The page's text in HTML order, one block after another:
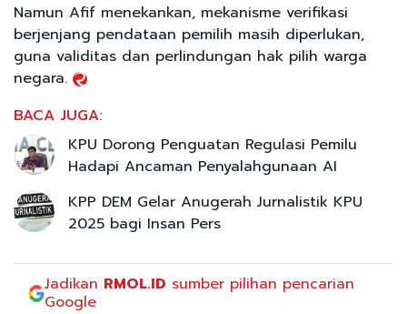
Namun Afif menekankan, mekanisme verifikasi
berjenjang pendataan pemilih masih diperlukan,
guna validitas dan perlindungan hak pilih warga
negara.
BACA JUGA:
KPU Dorong Penguatan Regulasi Pemilu
Hadapi Ancaman Penyalahgunaan AI
KPP DEM Gelar Anugerah Jurnalistik KPU
2025 bagi Insan Pers
Jadikan RMOL.ID sumber pilihan pencarian
Google